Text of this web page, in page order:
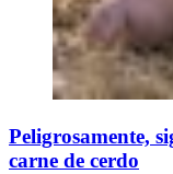
Peligrosamente,
carne de cerdo